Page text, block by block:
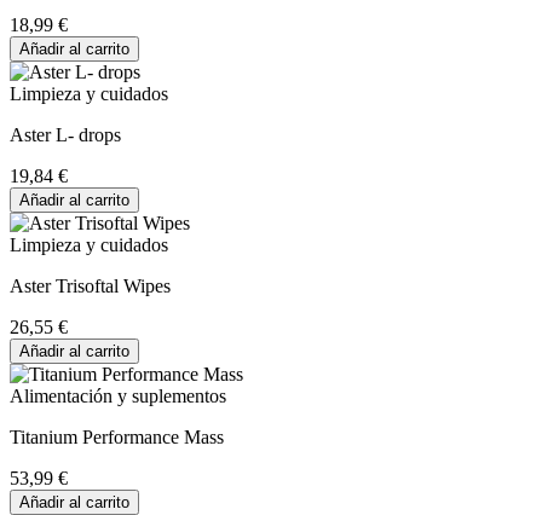
18,99 €
Añadir al carrito
Limpieza y cuidados
Aster L- drops
19,84 €
Añadir al carrito
Limpieza y cuidados
Aster Trisoftal Wipes
26,55 €
Añadir al carrito
Alimentación y suplementos
Titanium Performance Mass
53,99 €
Añadir al carrito